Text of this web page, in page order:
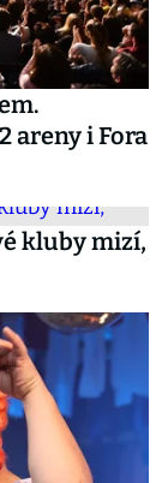
areny i Fora
kluby mizí,